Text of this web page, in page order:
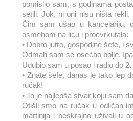
pomislio sam, s godinama
setili. Jok, ni oni nisu ništa
Čim sam ušao u kancelariju,
osmehom na licu i procvrkutala:
• Dobro jutro, gospodine šefe, i
Odmah sam se osećao bolje.
Udubio sam u posao i radio do
• Znate šefe, danas je tako lep
ručak!
• To je najlepša stvar koju sam
Otišli smo na ručak u odličan
martinija i beskrajno uživali u